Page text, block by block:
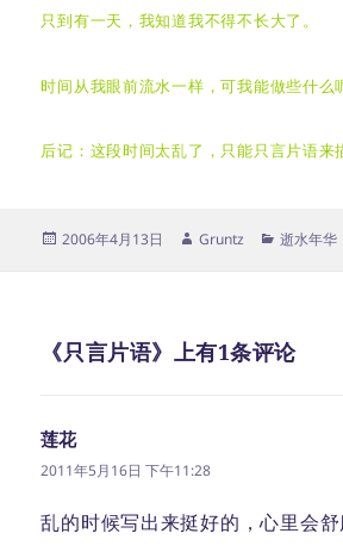
只到有一天，我知道我不得不长大了。
时间从我眼前流水一样，可我能做些什么
后记：这段时间太乱了，只能只言片语来
发
2006年4月13日
作
Gruntz
分
逝水年华
《只言片语》上有1条评论
莲花说
道：
2011年5月16日 下午11:28
乱的时候写出来挺好的，心里会